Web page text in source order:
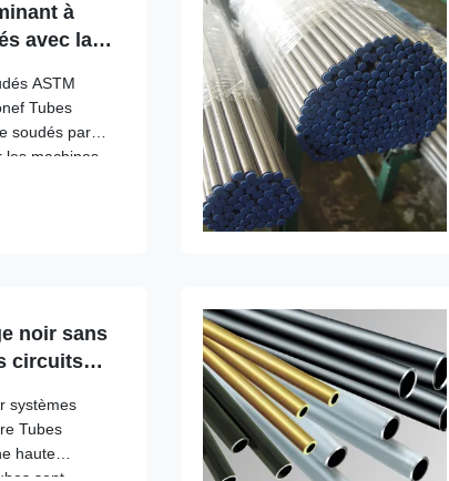
à
avec la
ASTM
Tubes
soudés par
machines,
en acier de
A513 2.
noir sans
circuits
systèmes
Tubes
haute
sont